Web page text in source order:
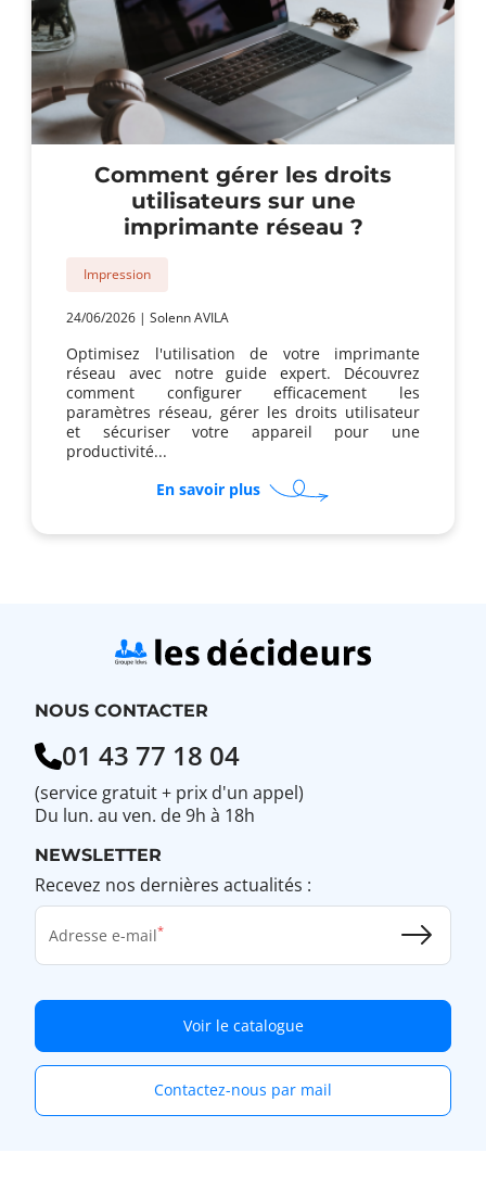
Comment gérer les droits
utilisateurs sur une
imprimante réseau ?
Impression
24/06/2026 | Solenn AVILA
Optimisez l'utilisation de votre imprimante
réseau avec notre guide expert. Découvrez
comment configurer efficacement les
paramètres réseau, gérer les droits utilisateur
et sécuriser votre appareil pour une
productivité...
En savoir plussur
Comment
imprimante
réseau
NOUS CONTACTER
01 43 77 18 04
(service gratuit + prix d'un appel)
Du lun. au ven. de 9h à 18h
NEWSLETTER
Recevez nos dernières actualités :
Adresse e-mail
Voir le catalogue
Contactez-nous par mail